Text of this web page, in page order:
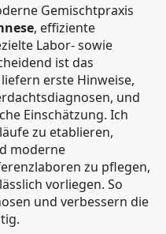
Gemischtpraxis
, effiziente
Labor‑ sowie
ist das
erste Hinweise,
und
Einschätzung. Ich
zu etablieren,
moderne
zu pflegen,
vorliegen. So
und verbessern die